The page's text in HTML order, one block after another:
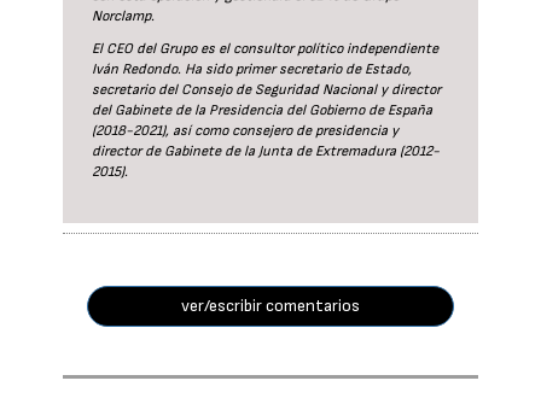
Norclamp.
El CEO del Grupo es el consultor político independiente
Iván Redondo. Ha sido primer secretario de Estado,
secretario del Consejo de Seguridad Nacional y director
del Gabinete de la Presidencia del Gobierno de España
(2018-2021), así como consejero de presidencia y
director de Gabinete de la Junta de Extremadura (2012-
2015).
ver/escribir comentarios